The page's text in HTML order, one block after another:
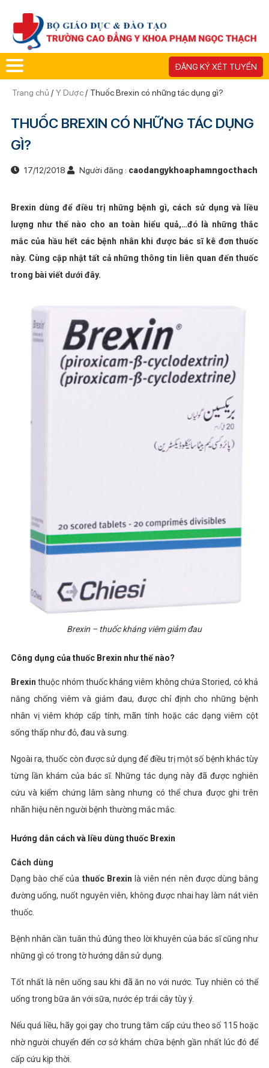
ĐĂNG KÝ XÉT TUYỂN
Trang chủ / Y Dược/ Thuốc Brexin có những tác dụng gì?
THUỐC BREXIN CÓ NHỮNG TÁC DỤNG
GÌ?
17/12/2018 Người đăng : caodangykhoaphamngocthach
Brexin dùng để điều trị những bệnh gì, cách sử dụng và liều
lượng như thế nào cho an toàn hiểu quả,…đó là những thắc
mắc của hầu hết các bệnh nhân khi được bác sĩ kê đơn thuốc
này. Cùng cập nhật tất cả những thông tin liên quan đến thuốc
trong bài viết dưới đây.
Brexin – thuốc kháng viêm giảm đau
Công dụng của thuốc Brexin như thế nào?
Brexin thuộc nhóm thuốc kháng viêm không chứa Storied, có khả
năng chống viêm và giảm đau, được chỉ định cho những bệnh
nhân vị viêm khớp cấp tính, mãn tính hoặc các dạng viêm cột
sống thấp như đỏ, đau và sưng.
Ngoài ra, thuốc còn được sử dụng để điều trị một số bệnh khác tùy
từng lần khám của bác sĩ. Những tác dụng này đã được nghiên
cứu và kiểm chứng lâm sàng nhưng có thể chưa được ghi trên
nhãn hiệu nên người bệnh thường mắc mắc.
Hướng dẫn cách và liều dùng thuốc Brexin
Cách dùng
Dạng bào chế của thuốc Brexin là viên nén nên được dùng bằng
đường uống, nuốt nguyên viên, không được nhai hay làm nát viên
thuốc.
Bệnh nhân cần tuân thủ đúng theo lời khuyên của bác sĩ cũng như
những gì có trong tờ hướng dẫn sử dụng.
Tốt nhất là nên uống sau khi đã ăn no với nước. Tuy nhiên có thể
uống trong bữa ăn với sữa, nước ép trái cây tùy ý.
Nếu quá liều, hãy gọi gay cho trung tâm cấp cứu theo số 115 hoặc
nhờ người chuyển đến cơ sở khám chữa bệnh gần nhất lúc đó để
cấp cứu kịp thời.